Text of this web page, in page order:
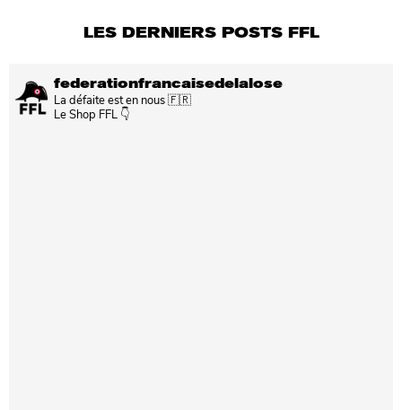
LES DERNIERS POSTS FFL
federationfrancaisedelalose
La défaite est en nous 🇫🇷
Le Shop FFL 👇